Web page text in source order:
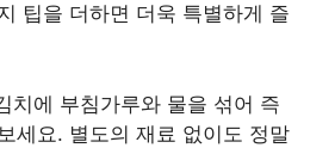
팁을 더하면 더욱 특별하게 즐
치에 부침가루와 물을 섞어 즉
세요. 별도의 재료 없이도 정말